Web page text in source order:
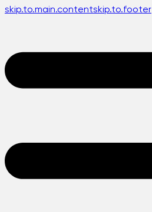
skip.to.main.contentskip.to.footer